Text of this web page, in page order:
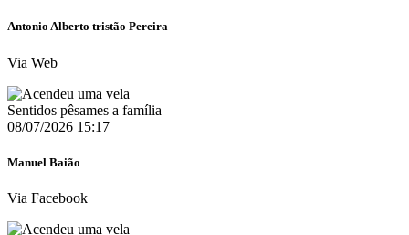
Antonio Alberto tristão Pereira
Via Web
Sentidos pêsames a família
08/07/2026 15:17
Manuel Baião
Via Facebook